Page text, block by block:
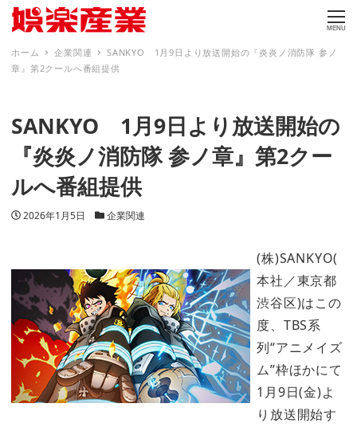
MENU
ホーム 企業関連
SANKYO 1月9日より放送開始の『炎炎ノ消防隊 参ノ
章』第2クールへ番組提供
SANKYO 1月9日より放送開始の
『炎炎ノ消防隊 参ノ章』第2クー
ルへ番組提供
投稿日
2026年1月5日 カテゴリー
企業関連
(株)SANKYO(
本社／東京都
渋谷区)はこの
度、TBS系
列“アニメイズ
ム”枠ほかにて
1月9日(金)よ
り放送開始す